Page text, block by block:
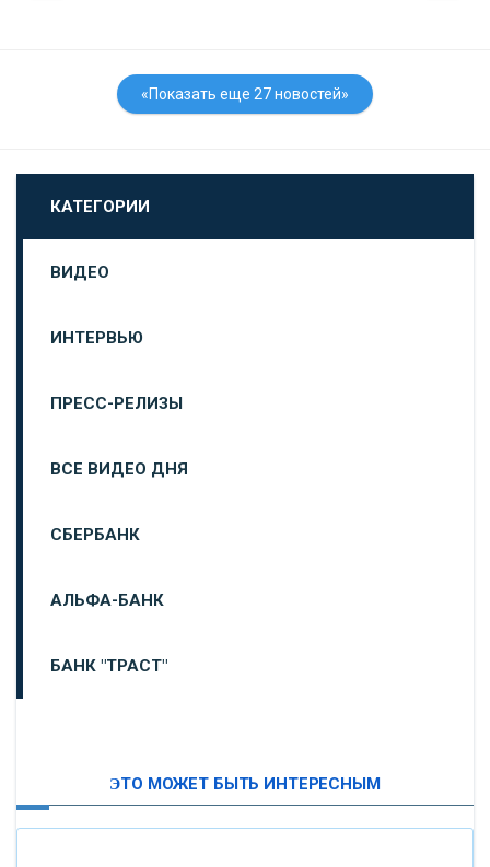
«Показать еще 27 новостей»
КАТЕГОРИИ
ВИДЕО
ИНТЕРВЬЮ
ПРЕСС-РЕЛИЗЫ
ВСЕ ВИДЕО ДНЯ
СБЕРБАНК
АЛЬФА-БАНК
БАНК "ТРАСТ"
ЭТО МОЖЕТ БЫТЬ ИНТЕРЕСНЫМ